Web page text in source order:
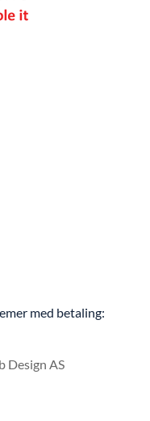
med betaling:
Design AS